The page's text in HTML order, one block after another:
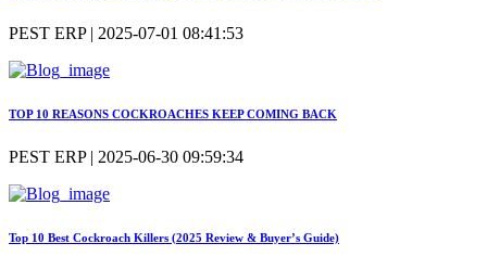
PEST ERP | 2025-07-01 08:41:53
TOP 10 REASONS COCKROACHES KEEP COMING BACK
PEST ERP | 2025-06-30 09:59:34
Top 10 Best Cockroach Killers (2025 Review & Buyer’s Guide)